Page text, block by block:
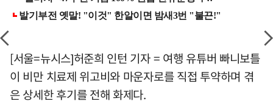
[서울=뉴시스]허준희 인턴 기자 = 여행 유튜버 빠니보틀
이 비만 치료제 위고비와 마운자로를 직접 투약하며 겪
은 상세한 후기를 전해 화제다.